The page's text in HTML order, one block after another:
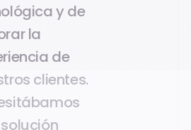
y de
la
de
clientes.